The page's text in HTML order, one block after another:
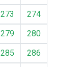
273
274
279
280
285
286